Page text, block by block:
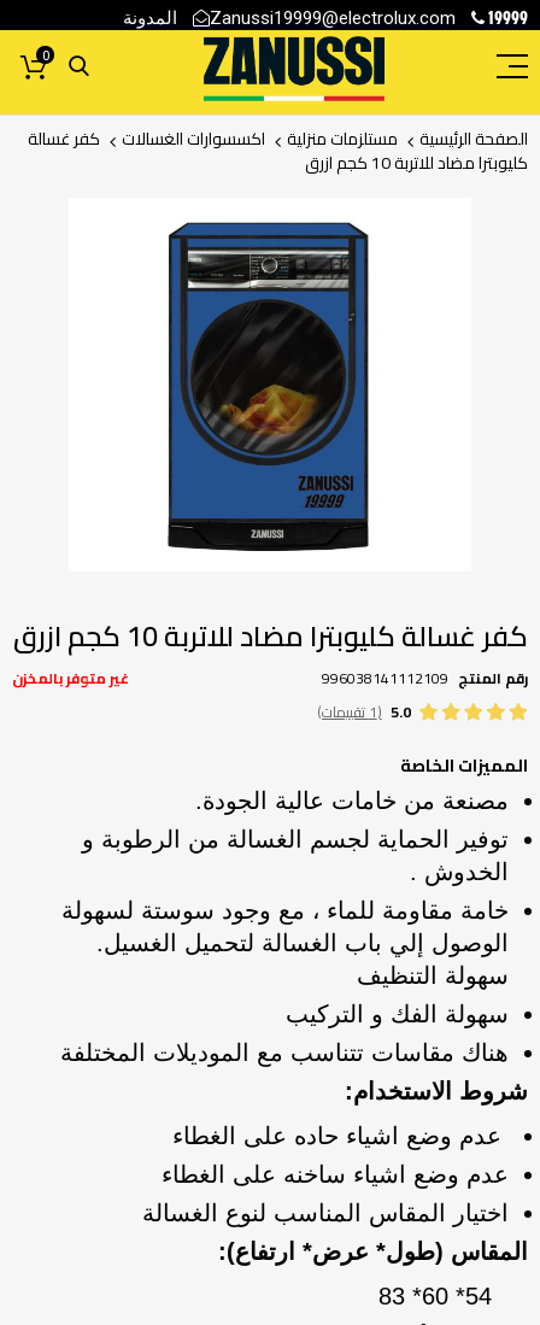
19999
Zanussi19999@electrolux.com المدونة
0
الصفحة الرئيسية مستلزمات منزلية اكسسوارات الغسالات كفر غسالة
كليوبترا مضاد للاتربة 10 كجم ازرق
بداية
معرض
الصور
كفر غسالة كليوبترا مضاد للاتربة 10 كجم ازرق
غير متوفر بالمخزن رقم المنتج 996038141112109
5.0 (1 تقييمات)
المميزات الخاصة
مصنعة من خامات عالية الجودة.
توفير الحماية لجسم الغسالة من الرطوبة و
الخدوش .
خامة مقاومة للماء ، مع وجود سوستة لسهولة
الوصول إلي باب الغسالة لتحميل الغسيل.
سهولة التنظيف
سهولة الفك و التركيب
هناك مقاسات تتناسب مع الموديلات المختلفة
شروط الاستخدام:
عدم وضع اشياء حاده على الغطاء
عدم وضع اشياء ساخنه على الغطاء
اختيار المقاس المناسب لنوع الغسالة
المقاس (طول* عرض* ارتفاع):